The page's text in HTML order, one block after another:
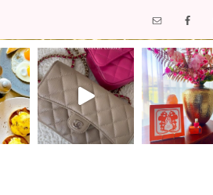
Nav
Social
Menu